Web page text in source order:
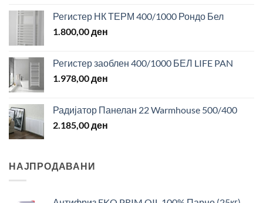
Регистер НК ТЕРМ 400/1000 Рондо Бел
1.800,00ден
Регистер заоблен 400/1000 БЕЛ LIFE PAN
1.978,00ден
Радијатор Панелан 22 Warmhouse 500/400
2.185,00ден
НАЈПРОДАВАНИ